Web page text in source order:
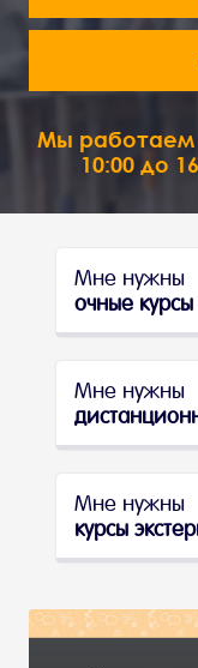
Мы работаем
10:00 до
Мне нужны
очные курсы
Мне нужны
Мне нужны
курсы